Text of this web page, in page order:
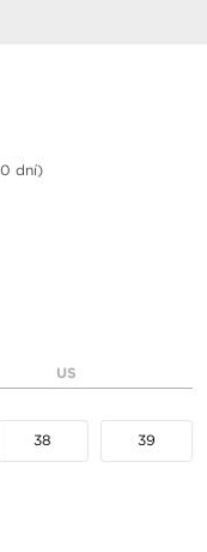
dní)
US
38 39